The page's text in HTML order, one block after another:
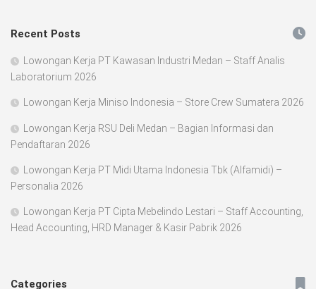
Recent Posts
Lowongan Kerja PT Kawasan Industri Medan – Staff Analis
Laboratorium 2026
Lowongan Kerja Miniso Indonesia – Store Crew Sumatera 2026
Lowongan Kerja RSU Deli Medan – Bagian Informasi dan
Pendaftaran 2026
Lowongan Kerja PT Midi Utama Indonesia Tbk (Alfamidi) –
Personalia 2026
Lowongan Kerja PT Cipta Mebelindo Lestari – Staff Accounting,
Head Accounting, HRD Manager & Kasir Pabrik 2026
Categories